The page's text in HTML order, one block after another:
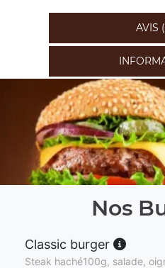
AVIS
Nos
Classic burger
Steak haché100g, salade,